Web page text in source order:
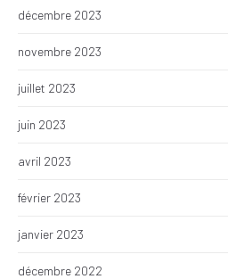
décembre 2023
novembre 2023
juillet 2023
juin 2023
avril 2023
février 2023
janvier 2023
décembre 2022